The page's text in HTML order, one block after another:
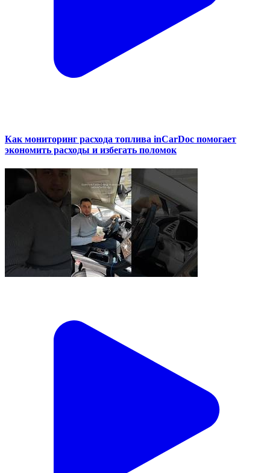
Как мониторинг расхода топлива inCarDoc помогает
экономить расходы и избегать поломок